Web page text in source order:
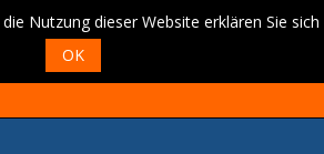
Nutzung dieser Website erklären Sie
OK